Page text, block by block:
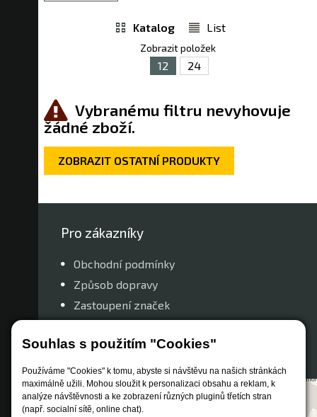
Souhlas s použitím "Cookies"
Používáme "Cookies" k tomu, abyste si návštěvu na našich stránkách
maximálně užili. Mohou sloužit k personalizaci obsahu a reklam, k
analýze návštěvnosti a ke zobrazení různých pluginů třetích stran
(např. socialní sítě, online chat).
Katalog List
Zobrazit položek
12 24
Vybranému filtru nevyhovuje
žádné zboží.
ZOBRAZIT OSTATNÍ PRODUKTY
Pro zákazníky
Obchodní podmínky
Způsob dopravy
Zastoupení značek
Nastavení soukromí